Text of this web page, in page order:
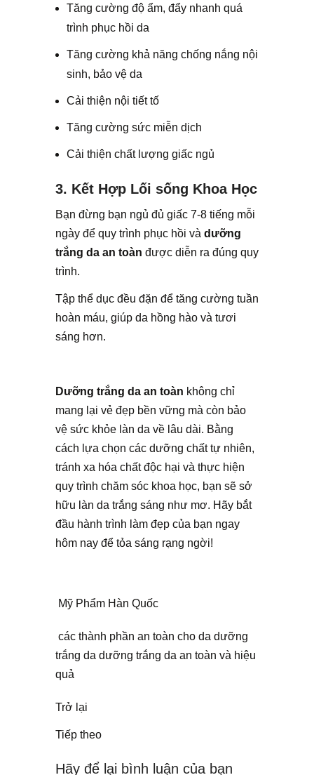
Tăng cường độ ẩm, đẩy nhanh quá
trình phục hồi da
Tăng cường khả năng chống nắng nội
sinh, bảo vệ da
Cải thiện nội tiết tố
Tăng cường sức miễn dịch
Cải thiện chất lượng giấc ngủ
3. Kết Hợp Lối sống Khoa Học
Bạn đừng bạn ngủ đủ giấc 7-8 tiếng mỗi
ngày để quy trình phục hồi và dưỡng
trắng da an toàn được diễn ra đúng quy
trình.
Tập thể dục đều đặn để tăng cường tuần
hoàn máu, giúp da hồng hào và tươi
sáng hơn.
Dưỡng trắng da an toàn không chỉ
mang lại vẻ đẹp bền vững mà còn bảo
vệ sức khỏe làn da về lâu dài. Bằng
cách lựa chọn các dưỡng chất tự nhiên,
tránh xa hóa chất độc hại và thực hiện
quy trình chăm sóc khoa học, bạn sẽ sở
hữu làn da trắng sáng như mơ. Hãy bắt
đầu hành trình làm đẹp của bạn ngay
hôm nay để tỏa sáng rạng ngời!
Mỹ Phẩm Hàn Quốc
các thành phần an toàn cho da dưỡng
trắng da dưỡng trắng da an toàn và hiệu
quả
Trở lại
Tiếp theo
Hãy để lại bình luận của bạn